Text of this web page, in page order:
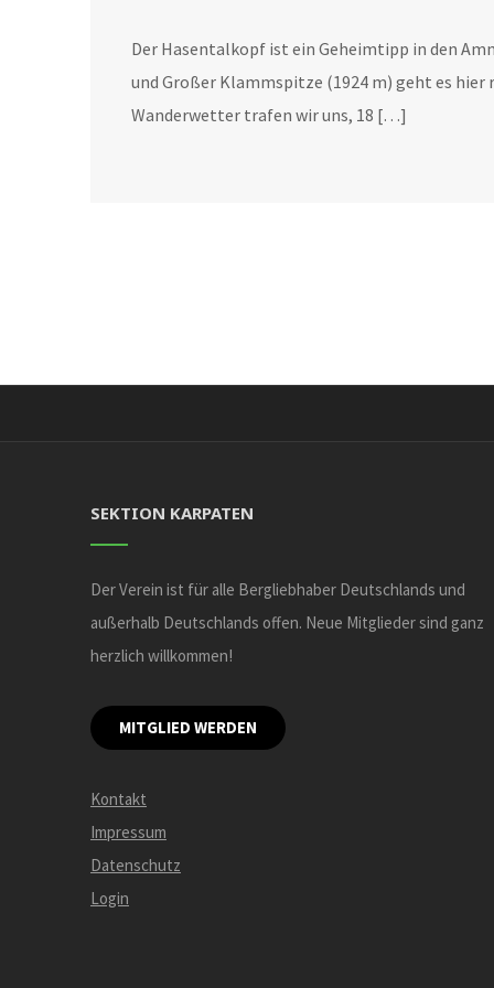
Der Hasentalkopf ist ein Geheimtipp in den
und Großer Klammspitze (1924 m) geht es
Wanderwetter trafen wir uns, 18 […]
SEKTION KARPATEN
Der Verein ist für alle Bergliebhaber Deutschlands und
außerhalb Deutschlands offen. Neue Mitglieder sind ganz
herzlich willkommen!
MITGLIED WERDEN
Kontakt
Impressum
Datenschutz
Login